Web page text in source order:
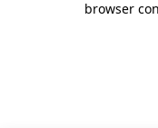
browser